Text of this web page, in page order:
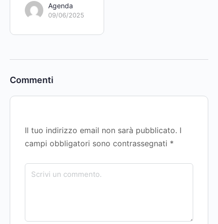
Agenda
09/06/2025
Commenti
Il tuo indirizzo email non sarà pubblicato. I
campi obbligatori sono contrassegnati *